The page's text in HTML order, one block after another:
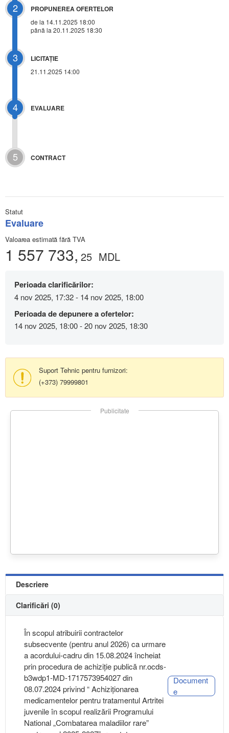
2 PROPUNEREA OFERTELOR
de la 14.11.2025 18:00
până la 20.11.2025 18:30
3 LICITAŢIE
21.11.2025 14:00
4 EVALUARE
5 CONTRACT
Statut
Evaluare
Valoarea estimată fără TVA
1 557 733, 25 MDL
Perioada clarificărilor:
4 nov 2025, 17:32 - 14 nov 2025, 18:00
Perioada de depunere a ofertelor:
14 nov 2025, 18:00 - 20 nov 2025, 18:30
Suport Tehnic pentru furnizori:
(+373) 79999801
Publicitate
Descriere
Clarificări (0)
În scopul atribuirii contractelor
subsecvente (pentru anul 2026) ca urmare
a acordului-cadru din 15.08.2024 încheiat
prin procedura de achiziție publică nr.ocds-
b3wdp1-MD-1717573954027 din
08.07.2024 privind “ Achiziţionarea
medicamentelor pentru tratamentul Artritei
juvenile în scopul realizării Programului
National „Combatarea maladiilor rare”
Document
e